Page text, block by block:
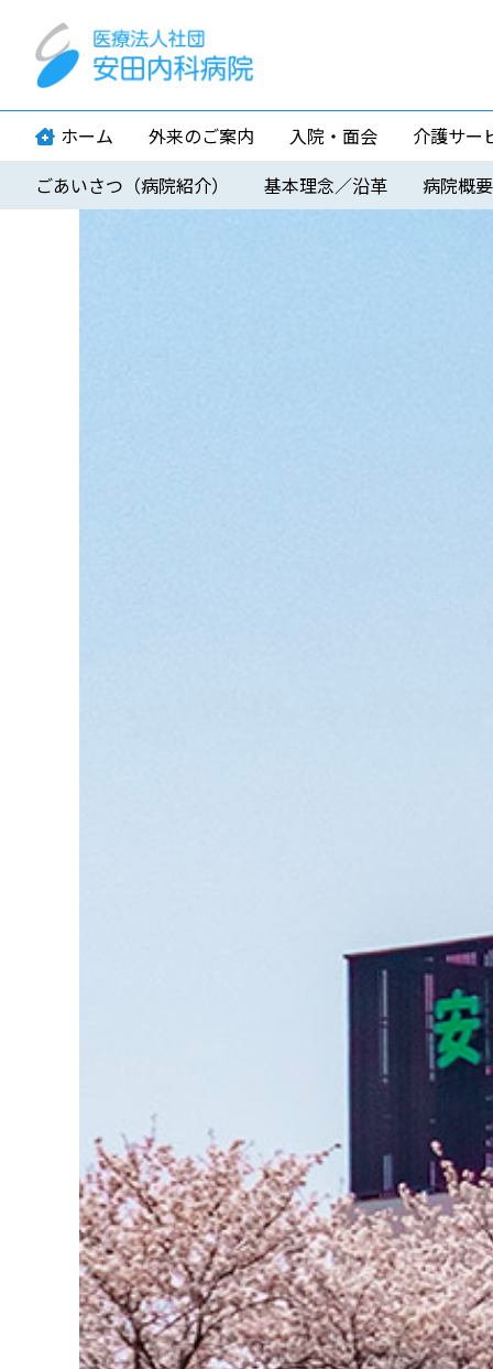
ホーム 外来のご案内 入院・面会
介護サー
ごあいさつ（病院紹介）
基本理念／沿革 病院概要